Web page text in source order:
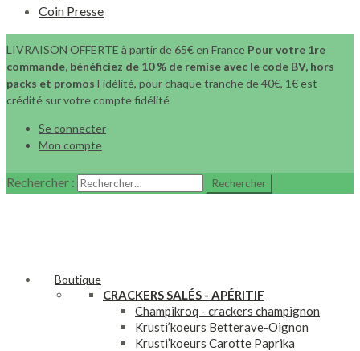
Coin Presse
LIVRAISON OFFERTE à partir de 65€ en France Pour votre 1re
commande, bénéficiez de 10 % de remise avec le code BV, hors
packs et promos Fidélité, pour chaque tranche de 40€, 1€ est
crédité sur votre compte fidélité
Se connecter
Mon compte
Rechercher :
Boutique
CRACKERS SALÉS - APÉRITIF
Champikroq - crackers champignon
Krusti’koeurs Betterave-Oignon
Krusti’koeurs Carotte Paprika